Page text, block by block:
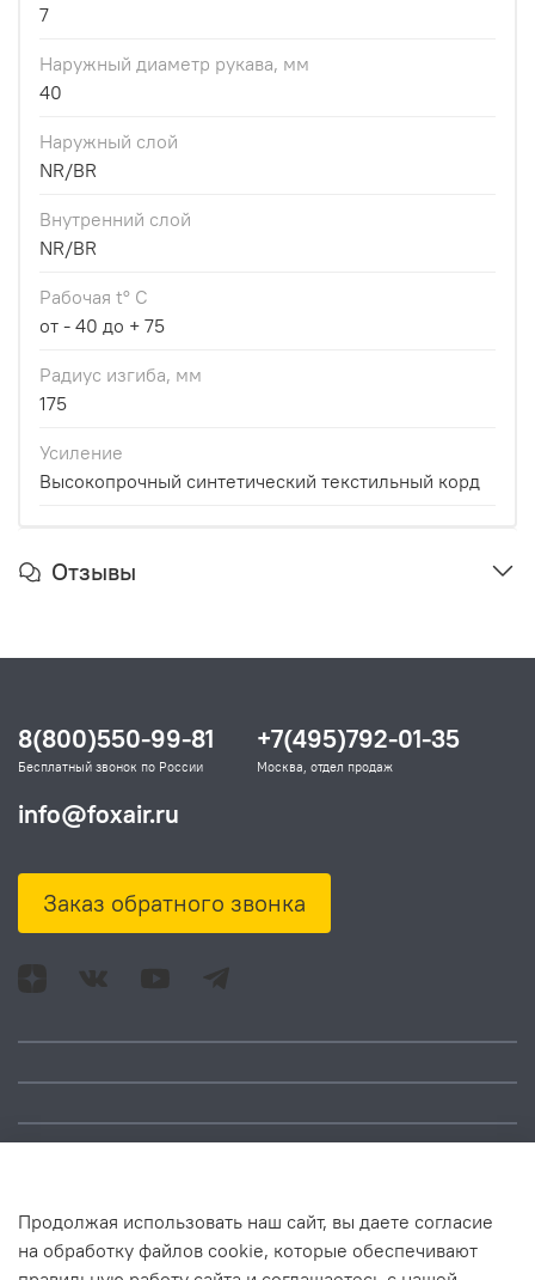
7
Наружный диаметр рукава, мм
40
Наружный слой
NR/BR
Внутренний слой
NR/BR
Рабочая t° С
от - 40 до + 75
Радиус изгиба, мм
175
Усиление
Высокопрочный синтетический текстильный корд
Отзывы
Адрес: Москва, ул.
8(800)550-99-81
Бесплатный звонок по России
+7(495)792-01-35
Москва, отдел продаж
info@foxair.ru
Заказ обратного звонка
Продолжая использовать наш сайт, вы даете согласие
на обработку файлов cookie, которые обеспечивают